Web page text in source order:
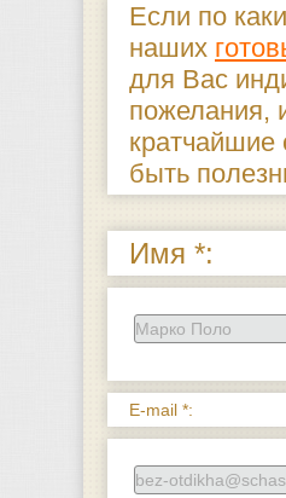
Если по
наших
для Вас
пожелания,
быть
Имя *:
E-mail *: